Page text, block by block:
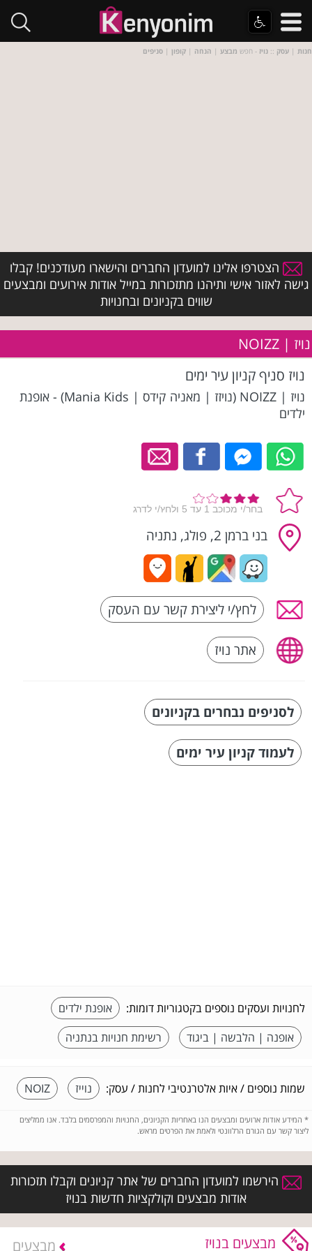
חנות | עסק :: נויז - חפש מבצע | הנחה | קופון | סניפים
הצטרפו אלינו למועדון החברים והישארו מעודכנים! קבלו
גישה לאזור אישי ותיהנו מתזכורות במייל אודות אירועים ומבצעים
שווים בקניונים ובחנויות
נויז | NOIZZ
נויז סניף קניון עיר ימים
נויז | NOIZZ (נויזז | מאניה קידס | Mania Kids) - אופנת
ילדים
בני ברמן 2, פולג, נתניה
לחץ/י ליצירת קשר עם העסק
אתר נויז
לסניפים נבחרים בקניונים
לעמוד קניון עיר ימים
לחנויות ועסקים נוספים בקטגוריות דומות:
אופנת ילדים
אופנה | הלבשה | ביגוד
רשימת חנויות בנתניה
שמות נוספים / איות אלטרנטיבי לחנות / עסק: נוייז NOIZ
* המידע אודות ארועים ומבצעים הנו באחריות הקניונים, החנויות והמפרסמים בלבד. אנו ממליצים
ליצור קשר עם הגורם הרלוונטי ולאמת את הפרטים מראש.
הירשמו למועדון החברים של אתר קניונים וקבלו תזכורות
אודות מבצעים וקולקציות חדשות בנויז
מבצעים בנויז מבצעים